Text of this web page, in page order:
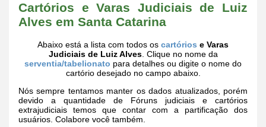
Cartórios e Varas Judiciais de Luiz
Alves em Santa Catarina
Abaixo está a lista com todos os cartórios e Varas
Judiciais de Luiz Alves. Clique no nome da
serventia/tabelionato para detalhes ou digite o nome do
cartório desejado no campo abaixo.
Nós sempre tentamos manter os dados atualizados, porém
devido a quantidade de Fóruns judiciais e cartórios
extrajudiciais temos que contar com a partificação dos
usuários. Colabore você também.